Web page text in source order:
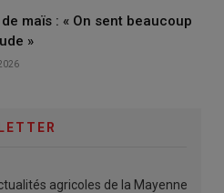
maïs : « On sent beaucoup
»
agricoles de la Mayenne